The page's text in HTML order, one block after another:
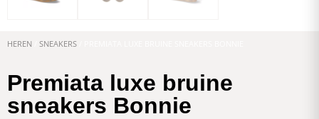
HEREN SNEAKERS
Premiata luxe bruine
sneakers Bonnie